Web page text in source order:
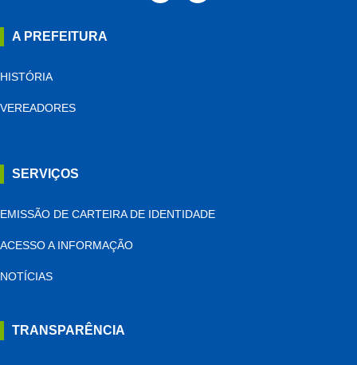
A PREFEITURA
HISTÓRIA
VEREADORES
SERVIÇOS
EMISSÃO DE CARTEIRA DE IDENTIDADE
ACESSO A INFORMAÇÃO
NOTÍCIAS
TRANSPARÊNCIA